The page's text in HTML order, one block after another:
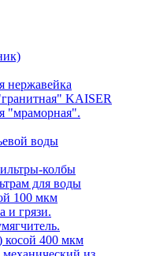
KAISER
воды
колбы
для воды
100 мкм
и грязи.
косой 400 мкм